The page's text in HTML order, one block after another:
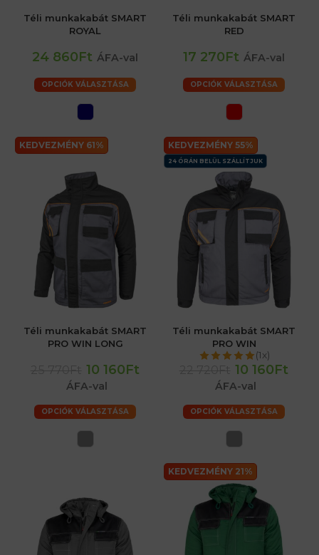
Téli munkakabát SMART
ROYAL
24 860Ft ÁFA-val
OPCIÓK VÁLASZTÁSA
Téli munkakabát SMART
RED
17 270Ft ÁFA-val
OPCIÓK VÁLASZTÁSA
KEDVEZMÉNY 61%
Téli munkakabát SMART
PRO WIN LONG
10 160Ft
ÁFA-val
OPCIÓK VÁLASZTÁSA
KEDVEZMÉNY 55%
24 ÓRÁN BELÜL SZÁLLÍTJUK
Téli munkakabát SMART
PRO WIN
(1x)
10 160Ft
ÁFA-val
OPCIÓK VÁLASZTÁSA
KEDVEZMÉNY 21%